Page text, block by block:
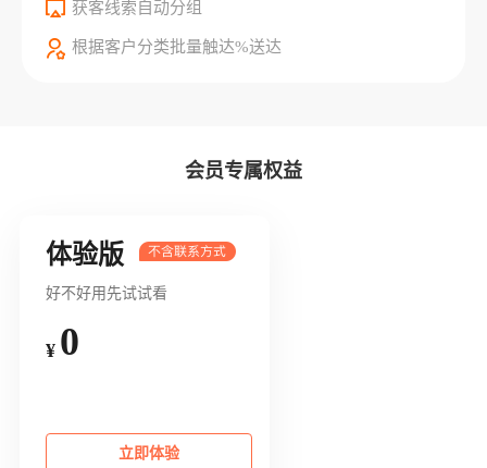
获客线索自动分组
根据客户分类批量触达%送达
会员专属权益
体验版
好不好用先试试看
¥ 0
立即体验